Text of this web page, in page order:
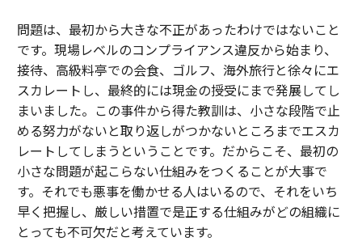
問題は、最初から大きな不正があったわけではないこと
です。現場レベルのコンプライアンス違反から始まり、
接待、高級料亭での会食、ゴルフ、海外旅行と徐々にエ
スカレートし、最終的には現金の授受にまで発展してし
まいました。この事件から得た教訓は、小さな段階で止
める努力がないと取り返しがつかないところまでエスカ
レートしてしまうということです。だからこそ、最初の
小さな問題が起こらない仕組みをつくることが大事で
す。それでも悪事を働かせる人はいるので、それをいち
早く把握し、厳しい措置で是正する仕組みがどの組織に
とっても不可欠だと考えています。